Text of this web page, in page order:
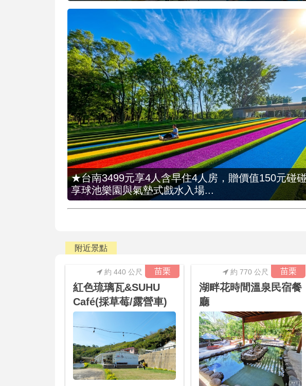
★台南3499元享4人含早住4人房，贈價值150元碰
享球池樂園與氣墊式戲水入場...
附近景點
苗栗
約 440 公尺
紅色琉璃瓦&SUHU
Café(採草莓/露營車)
苗栗
約 770 公尺
湖畔花時間溫泉民宿餐
廳